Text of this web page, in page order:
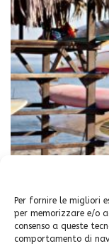
Per fornire le migliori
per memorizzare e/o
consenso a queste
comportamento di
Share
Devi essere